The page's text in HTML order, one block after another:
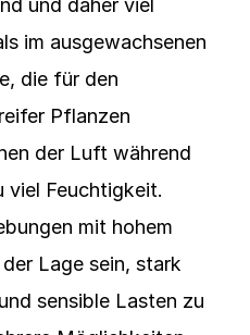
und daher viel
im ausgewachsenen
die für den
Pflanzen
der Luft während
viel Feuchtigkeit.
mit hohem
Lage sein, stark
sensible Lasten zu